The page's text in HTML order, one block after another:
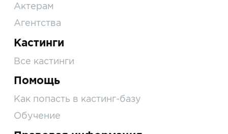
Актерам
Агентства
Кастинги
Все кастинги
Помощь
Как попасть в кастинг-базу
Обучение